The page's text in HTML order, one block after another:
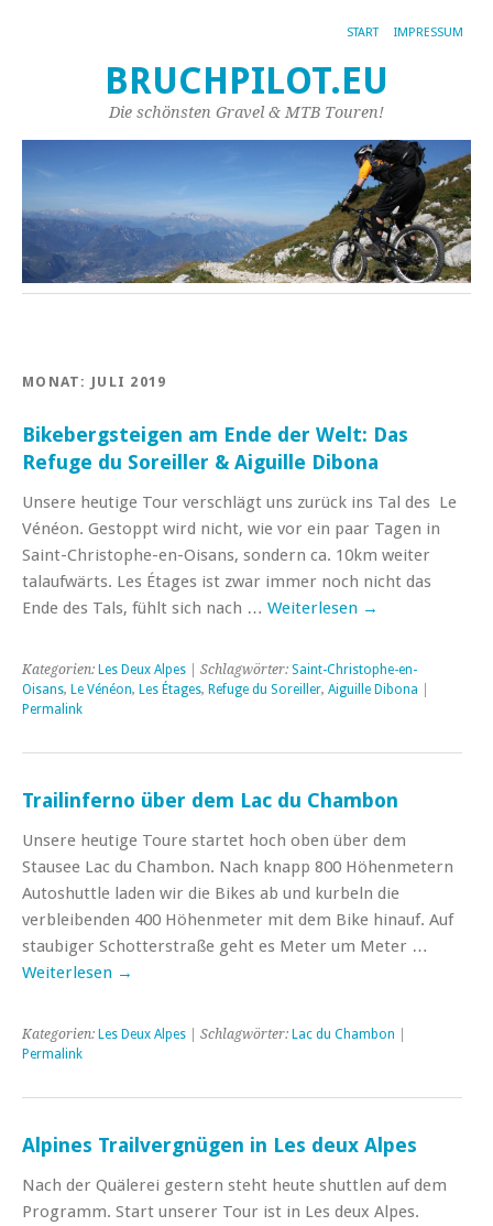
START IMPRESSUM
BRUCHPILOT.EU
Die schönsten Gravel & MTB Touren!
MONAT: JULI 2019
Bikebergsteigen am Ende der Welt: Das
Refuge du Soreiller & Aiguille Dibona
Unsere heutige Tour verschlägt uns zurück ins Tal des Le
Vénéon. Gestoppt wird nicht, wie vor ein paar Tagen in
Saint-Christophe-en-Oisans, sondern ca. 10km weiter
talaufwärts. Les Étages ist zwar immer noch nicht das
Ende des Tals, fühlt sich nach … Weiterlesen →
Kategorien: Les Deux Alpes | Schlagwörter: Saint-Christophe-en-
Oisans, Le Vénéon, Les Étages, Refuge du Soreiller, Aiguille Dibona
Permalink
Trailinferno über dem Lac du Chambon
Unsere heutige Toure startet hoch oben über dem
Stausee Lac du Chambon. Nach knapp 800 Höhenmetern
Autoshuttle laden wir die Bikes ab und kurbeln die
verbleibenden 400 Höhenmeter mit dem Bike hinauf. Auf
staubiger Schotterstraße geht es Meter um Meter …
Weiterlesen →
Kategorien: Les Deux Alpes | Schlagwörter: Lac du Chambon
Permalink
Alpines Trailvergnügen in Les deux Alpes
Nach der Quälerei gestern steht heute shuttlen auf dem
Programm. Start unserer Tour ist in Les deux Alpes.